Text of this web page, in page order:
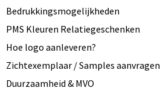
Bedrukkingsmogelijkheden
PMS Kleuren Relatiegeschenken
Hoe logo aanleveren?
Zichtexemplaar / Samples aanvragen
Duurzaamheid & MVO